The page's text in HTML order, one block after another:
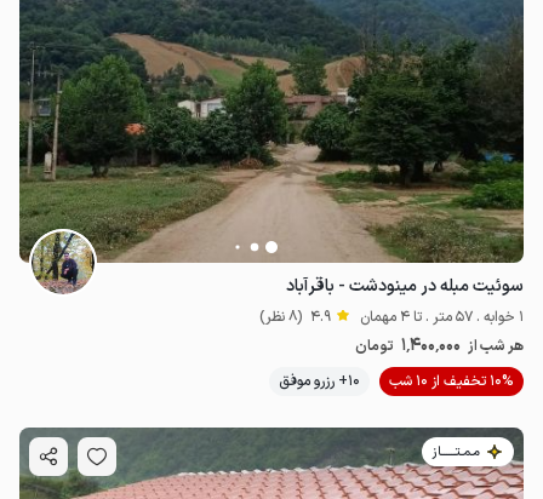
سوئیت مبله در مینودشت - باقرآباد
1 خوابه . 57 متر . تا 4 مهمان 4.9 (8 نظر)
هر شب از 1٬400٬000 تومان
10% تخفیف از 10 شب
10+ رزرو موفق
مـمـتــــــاز